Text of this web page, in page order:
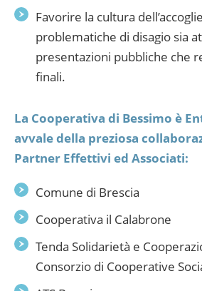
Favorire la cultura
problematiche di disagio sia
presentazioni pubbliche che
finali.
La Cooperativa di Bessimo è
avvale della preziosa
Partner Effettivi ed Associati:
Comune di Brescia
Cooperativa il Calabrone
Tenda Solidarietà e
Consorzio di Cooperative